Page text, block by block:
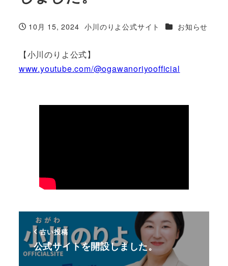
投稿日
10月 15, 2024
著
小川のりよ公式サイト カテゴリー
お知らせ
【小川のりよ公式】
www.youtube.com/@ogawanoriyoofficial
古い投稿
公式サイトを開設しました。